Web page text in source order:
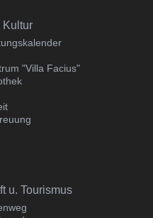
Kultur
"Villa Facius"
u. Tourismus